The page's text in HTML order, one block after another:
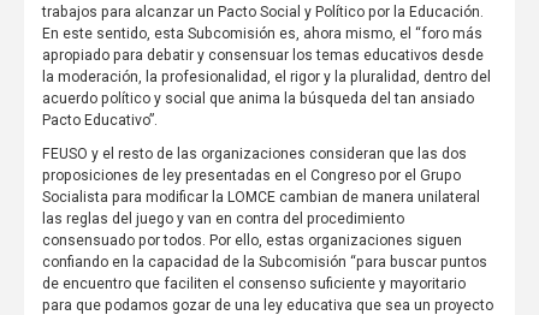
trabajos para alcanzar un Pacto Social y Político por la Educación.
En este sentido, esta Subcomisión es, ahora mismo, el “foro más
apropiado para debatir y consensuar los temas educativos desde
la moderación, la profesionalidad, el rigor y la pluralidad, dentro del
acuerdo político y social que anima la búsqueda del tan ansiado
Pacto Educativo”.
FEUSO y el resto de las organizaciones consideran que las dos
proposiciones de ley presentadas en el Congreso por el Grupo
Socialista para modificar la LOMCE cambian de manera unilateral
las reglas del juego y van en contra del procedimiento
consensuado por todos. Por ello, estas organizaciones siguen
confiando en la capacidad de la Subcomisión “para buscar puntos
de encuentro que faciliten el consenso suficiente y mayoritario
para que podamos gozar de una ley educativa que sea un proyecto